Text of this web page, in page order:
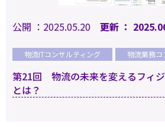
公開 ：2025.05.20 更新 ：
物流ITコンサルティング 物流業務コ
第21回 物流の未来を変えるフィ
とは？